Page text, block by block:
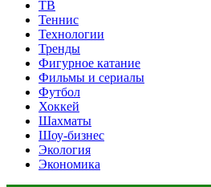
ТВ
Теннис
Технологии
Тренды
Фигурное катание
Фильмы и сериалы
Футбол
Хоккей
Шахматы
Шоу-бизнес
Экология
Экономика